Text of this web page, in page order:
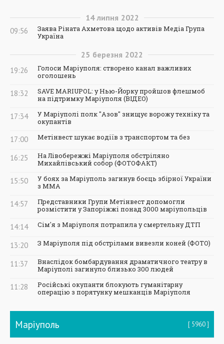
14 липня 2022
09:56
Заява Ріната Ахметова щодо активів Медіа Група
Україна
25 березня 2022
19:26
Голоси Маріуполя: створено канал важливих
оголошень
18:32
SAVE MARIUPOL: у Нью-Йорку пройшов флешмоб
на підтримку Маріуполя (ВІДЕО)
17:34
У Маріуполі полк "Азов" знищує ворожу техніку та
окупантів
17:00 Метінвест шукає водіїв з транспортом та без
16:25
На Лівобережжі Маріуполя обстріляно
Михайлівський собор (ФОТОФАКТ)
15:50
У боях за Маріуполь загинув боєць збірної України
з ММА
14:57
Представники Групи Метінвест допомогли
розмістити у Запоріжжі понад 3000 маріупольців
14:14 Сім'я з Маріуполя потрапила у смертельну ДТП
13:20 З Маріуполя під обстрілами вивезли коней (ФОТО)
11:37
Внаслідок бомбардування драматичного театру в
Маріуполі загинуло близько 300 людей
11:28
Російські окупанти блокують гуманітарну
операцію з порятунку мешканців Маріуполя
Маріуполь 5960